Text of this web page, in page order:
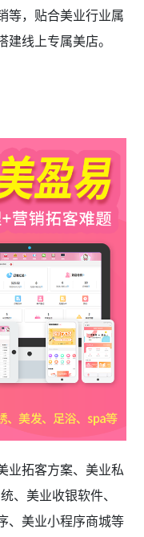
等，贴合美业行业属
线上专属美店。
业拓客方案、美业私
、美业收银软件、
、美业小程序商城等